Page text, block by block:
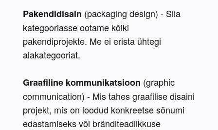
Pakendidisain (packaging design) - Siia
kategooriasse ootame kõiki
pakendiprojekte. Me ei erista ühtegi
alakategooriat.
Graafiline kommunikatsioon (graphic
communication) - Mis tahes graafilise disaini
projekt, mis on loodud konkreetse sõnumi
edastamiseks või bränditeadlikkuse